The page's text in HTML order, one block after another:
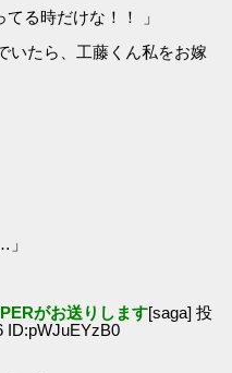
てる時だけな！！ 」
いたら、工藤くん私をお嫁
がお送りします[saga] 投
ID:pWJuEYzB0